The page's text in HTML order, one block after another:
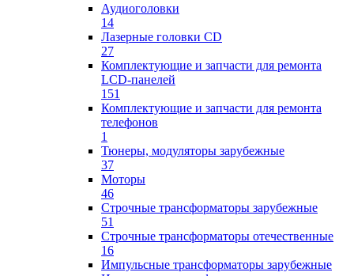
Аудиоголовки
14
Лазерные головки CD
27
Комплектующие и запчасти для ремонта
LCD-панелей
151
Комплектующие и запчасти для ремонта
телефонов
1
Тюнеры, модуляторы зарубежные
37
Моторы
46
Строчные трансформаторы зарубежные
51
Строчные трансформаторы отечественные
16
Импульсные трансформаторы зарубежные